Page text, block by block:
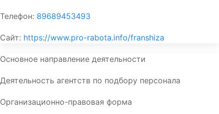
Телефон: 89689453493
Сайт: https://www.pro-rabota.info/franshiza
Основное направление деятельности
Деятельность агентств по подбору персонала
Организационно-правовая форма